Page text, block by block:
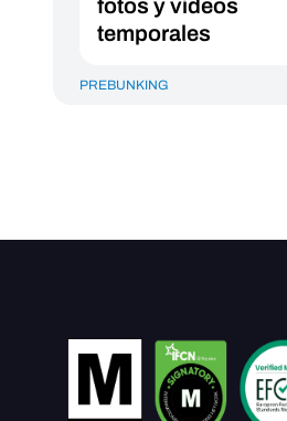
fotos y vídeos
temporales
PREBUNKING